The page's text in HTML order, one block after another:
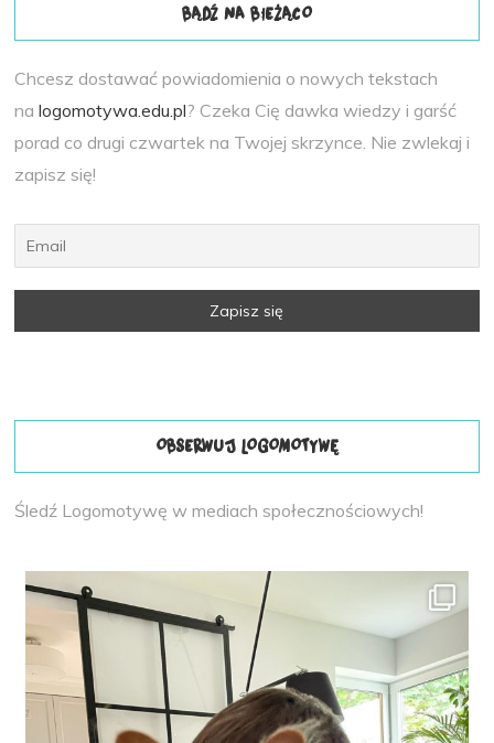
BĄDŹ NA BIEŻĄCO
Chcesz dostawać powiadomienia o nowych tekstach
nalogomotywa.edu.pl? Czeka Cię dawka wiedzy i garść
porad co drugi czwartek na Twojej skrzynce. Nie zwlekaj i
zapisz się!
OBSERWUJ LOGOMOTYWĘ
Śledź Logomotywę w mediach społecznościowych!